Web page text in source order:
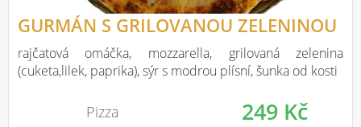
GURMÁN S GRILOVANOU ZELENINOU
rajčatová omáčka, mozzarella, grilovaná zelenina
(cuketa,lilek, paprika), sýr s modrou plísní, šunka od kosti
Pizza 249 Kč